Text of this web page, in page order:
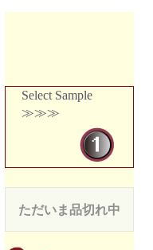
Select Sample
≫≫≫
ただいま品切れ中